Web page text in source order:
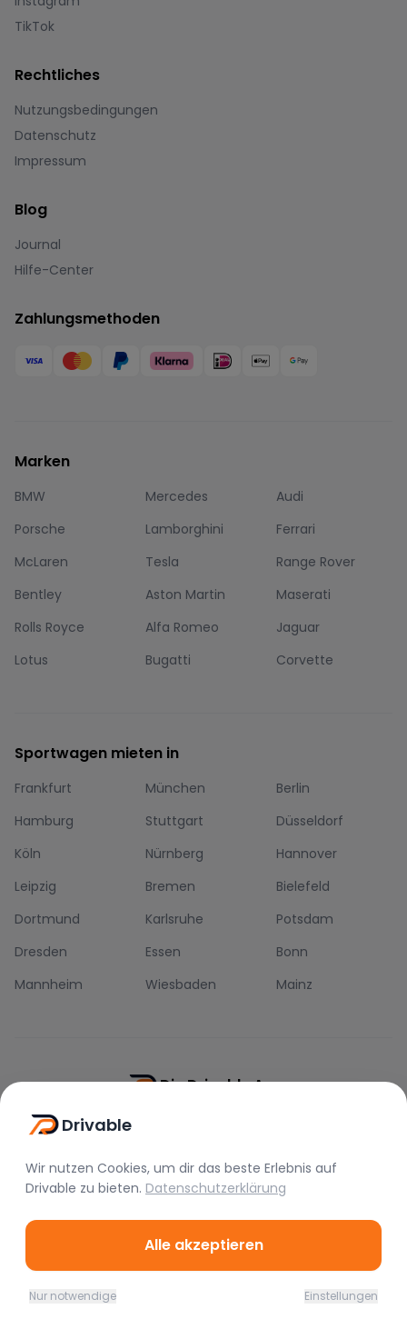
TikTok
Rechtliches
Nutzungsbedingungen
Datenschutz
Impressum
Blog
Journal
Hilfe-Center
Zahlungsmethoden
Marken
BMW Mercedes
Audi
Porsche
Lamborghini
Ferrari
McLaren
Tesla
Range Rover
Bentley
Aston Martin
Maserati
Rolls Royce
Alfa Romeo
Jaguar
Lotus
Bugatti Corvette
Sportwagen mieten in
Frankfurt München
Berlin
Hamburg
Stuttgart
Düsseldorf
Köln
Nürnberg
Hannover
Leipzig
Bremen
Bielefeld
Dortmund
Karlsruhe
Potsdam
Dresden
Essen
Bonn
Mannheim
Wiesbaden Mainz
Die Drivable App
Push-Benachrichtigungen
Schnellere Buchung
©2026 Alle Rechte vorbehalten.
Drivable
Wir nutzen Cookies, um dir das beste Erlebnis auf
Drivable zu bieten. Datenschutzerklärung
Alle akzeptieren
Nur notwendige Einstellungen